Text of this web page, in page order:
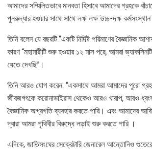
আমাদের সম্মিলিতভাবে মানবতা হিসাবে আমাদের গ্রহকে
পুনরুদ্ধার হওয়ার সাথে সাথে লক্ষ লক্ষ উচ্চ-দক্ষ
তিনি বলেন যে বছরটি “একটি নির্দিষ্ট পরিমাণের বৈজ্ঞানিক
কারণ “মহামারীটি শুরু হওয়ার ১২ মাস পরে, আমরা
যেতে দেখছি”।
তিনি আরও যোগ করেন: “একসাথে আমরা আমাদের পুরো
জীবজগৎকে করোনাভাইরাস থেকেও আরও খারাপ, আরও
বৈজ্ঞানিক অগ্রগতি ব্যবহার করতে পারি। এবং আমাদের
দ্বারা আমরা পৃথিবীর বিরুদ্ধে লড়াই শুরু করতে পারি ।
এদিকে, জাতিসংঘের সেক্রেটারি জেনারেল আন্তোনিও